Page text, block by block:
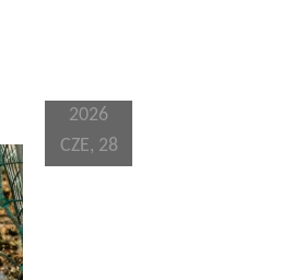
2026
CZE, 28